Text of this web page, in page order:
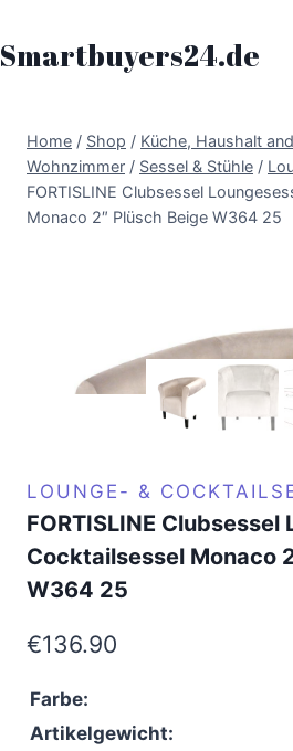
Inhalt
springen
Smartbuyers24.de
Home / Shop / Küche, Haushalt
Wohnzimmer / Sessel & Stühle /
FORTISLINE Clubsessel
Monaco 2″ Plüsch Beige W364 25
LOUNGE- &
FORTISLINE Clubsessel
Cocktailsessel Monaco
W364 25
€136.90
Farbe:
Artikelgewicht: